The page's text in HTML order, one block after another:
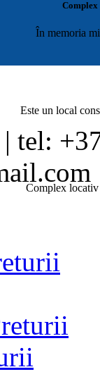
În memoria
Este un local
Complex
tel: